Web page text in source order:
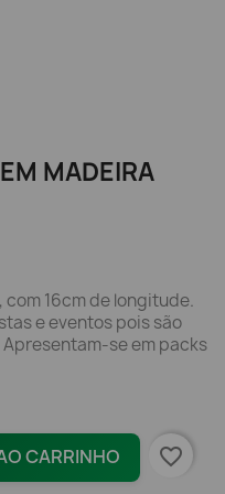
MADEIRA
16cm de longitude.
e eventos pois são
se em packs
CARRINHO favorite_border